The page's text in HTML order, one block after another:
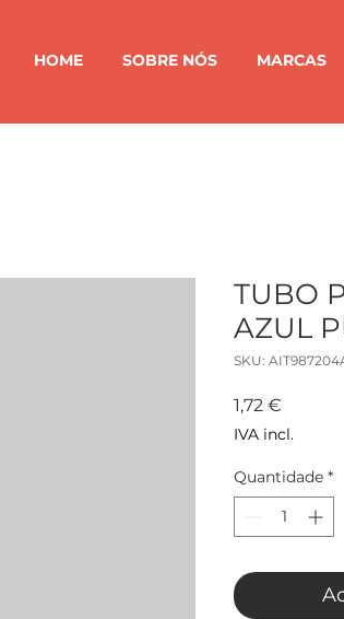
HOME SOBRE NÓS MARCAS
TUBO
AZUL
SKU:
1,72 €
IVA incl.
Quantidade *